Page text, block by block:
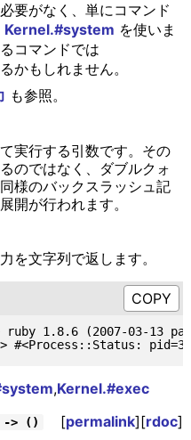
要がなく、単にコマンド
Kernel.#system を使いま
コマンドでは
かもしれません。
も参照。
実行する引数です。その
のではなく、ダブルクォ
様のバックスラッシュ記
開が行われます。
を文字列で返します。
1.8.6 (2007-03-13
,Kernel.#exec
-> () [permalink][rdoc]